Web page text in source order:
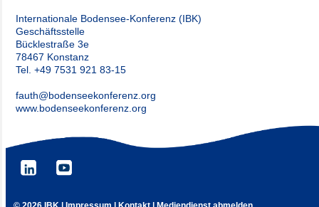
Internationale Bodensee-Konferenz (IBK)
Geschäftsstelle
Bücklestraße 3e
78467 Konstanz
Tel. +49 7531 921 83-15
fauth@bodenseekonferenz.org
www.bodenseekonferenz.org